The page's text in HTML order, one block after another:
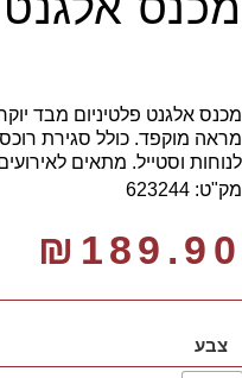
מכנס אלגנט פלטיניום מבד
מראה מוקפד. כולל סגירת
לנוחות וסטייל. מתאים
מק"ט: 623244
₪ 189.90
צבע